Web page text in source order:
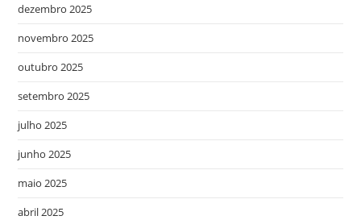
dezembro 2025
novembro 2025
outubro 2025
setembro 2025
julho 2025
junho 2025
maio 2025
abril 2025